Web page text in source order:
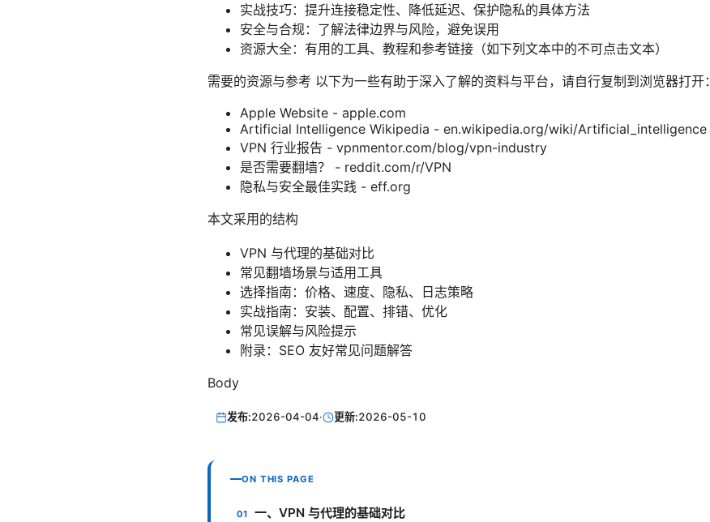
实战技巧：提升连接稳定性、降低延迟、保护隐私的具体方法
安全与合规：了解法律边界与风险，避免误用
资源大全：有用的工具、教程和参考链接（如下列文本中的不可点击文本）
需要的资源与参考 以下为一些有助于深入了解的资料与平台，请自行复制到浏览器打开：
Apple Website - apple.com
Artificial Intelligence Wikipedia - en.wikipedia.org/wiki/Artificial_intelligence
VPN 行业报告 - vpnmentor.com/blog/vpn-industry
是否需要翻墙？ - reddit.com/r/VPN
隐私与安全最佳实践 - eff.org
本文采用的结构
VPN 与代理的基础对比
常见翻墙场景与适用工具
选择指南：价格、速度、隐私、日志策略
实战指南：安装、配置、排错、优化
常见误解与风险提示
附录：SEO 友好常见问题解答
Body
发布:2026-04-04· 更新:2026-05-10
ON THIS PAGE
一、VPN 与代理的基础对比